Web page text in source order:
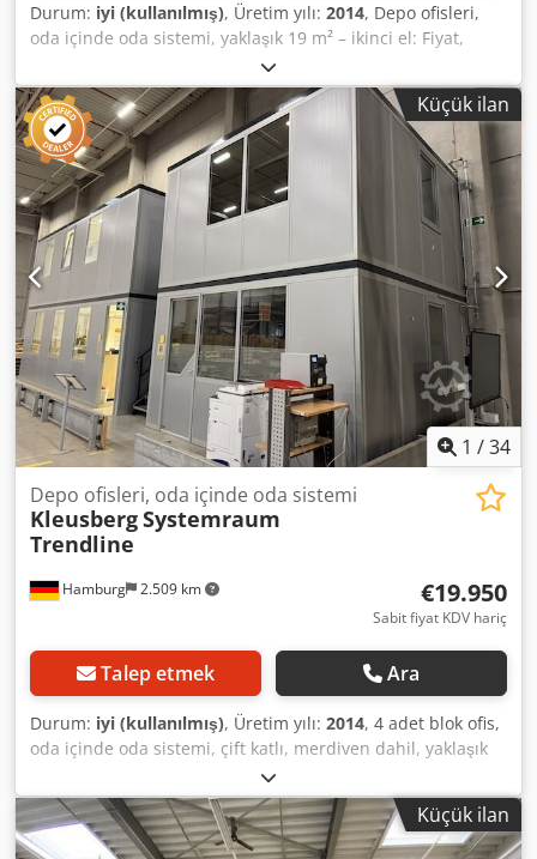
Durum: iyi (kullanılmış), Üretim yılı: 2014, Depo ofisleri,
oda içinde oda sistemi, yaklaşık 19 m² – ikinci el: Fiyat,
depodan teslimde: 2.950,00 € (KDV hariç), sökülmüş,
paketlenmiş ve yüklenmiş halde! Pozisyon 10: Üretici:
Kleusberg Tip: Systemraum Trendline Üretim yılı:
bilinmiyor, muhtemelen 2014 Çatı üzerinde yürünebilir,
maksimum 100 kg insan ağırlığına dayanıklı Eleman
genişliği: yaklaşık 1,03 m Uzunluk: yaklaşık 5,24 m (5
eleman) Derinlik: yaklaşık 3,64 m (3 eleman ve 1 dar
eleman) Codpfxszqzw As Alnjrf Yükseklik: yaklaşık 2,96 m 1
adet kapı Tüm ofisler 3 taraftan kapalıdır ve bu nedenle bir
tarafı salon duvarına yaslanmıştır. Mevcut olan aydınlatma
vb. dahildir. Zemin dahil değildir. Mobilya vb. dahil
olmaksızın satış. Durum: iyi Kullanıma hazır: yaklaşık 4.
çeyrek / 2026'dan itibaren Konum: Hamburg
Küçük ilan
1 /34
Hamburg 2.509 km
Depo ofisleri, oda içinde oda sistemi
KleusbergSystemraum
Trendline
€19.950
Sabit fiyat KDV hariç
Talep etmek Ara
Durum: iyi (kullanılmış), Üretim yılı: 2014, 4 adet blok ofis,
oda içinde oda sistemi, çift katlı, merdiven dahil, yaklaşık
139 m² – ikinci el: Fiyat, depodaki mevcut haliyle: 19.950,00
€ (KDV hariç), sökülmüş, paketlenmiş ve yüklenecek
şekilde! Pozisyon 11: Üretici: Kleusberg Tip: Sistem Oda
Trendline Üretim yılı: bilinmiyor, muhtemelen 2014 Çatı,
Küçük ilan